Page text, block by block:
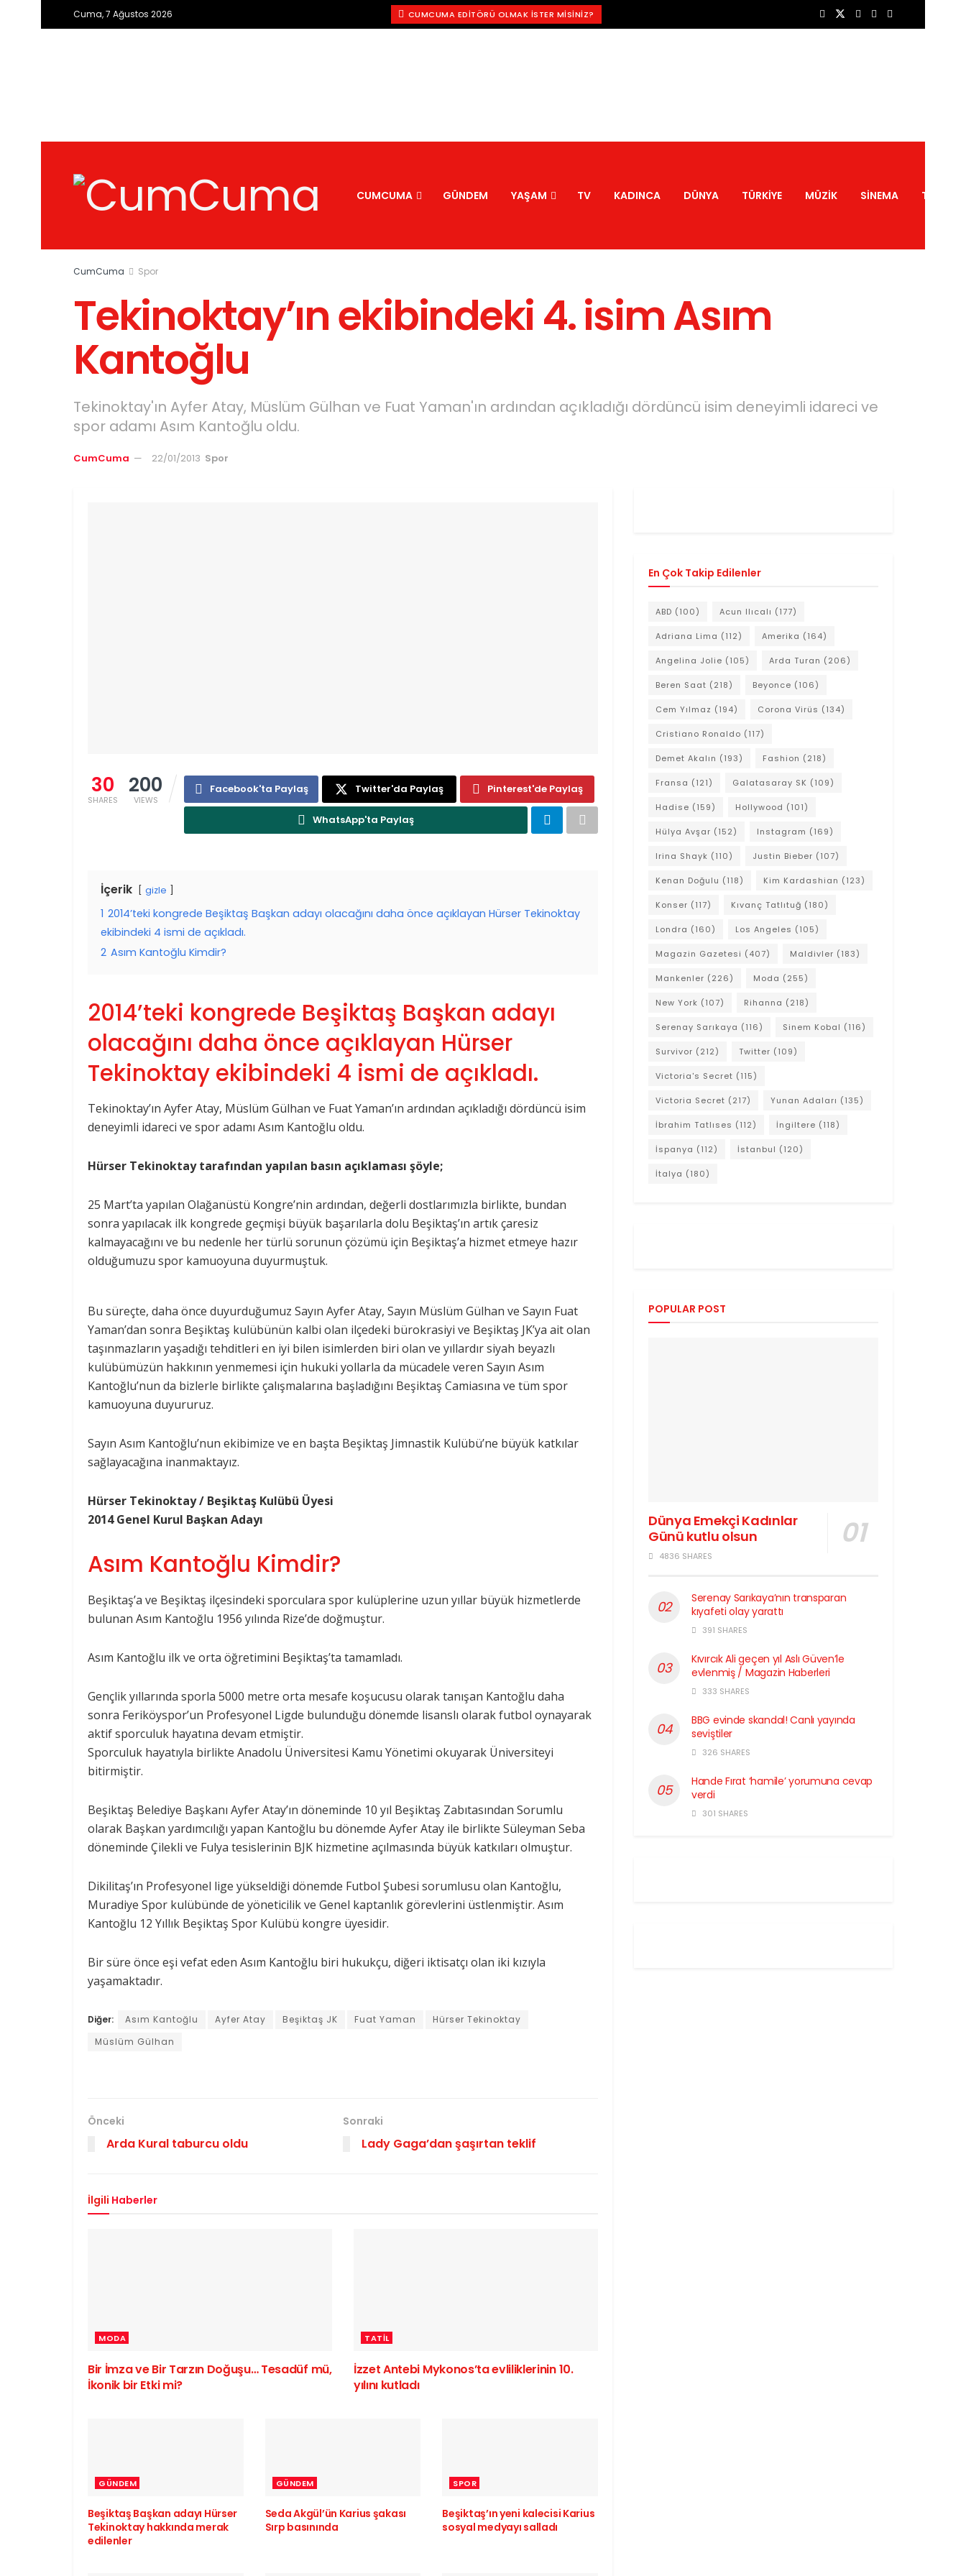
Cuma, 7 Ağustos 2026 CUMCUMA EDITÖRÜ OLMAK İSTER MISINIZ?
CUMCUMA GÜNDEM YAŞAM TV KADINCA DÜNYA TÜRKIYE MÜZIK SINEMA TATIL
CumCuma Spor
Tekinoktay’ın ekibindeki 4. isim Asım
Kantoğlu
Tekinoktay'ın Ayfer Atay, Müslüm Gülhan ve Fuat Yaman'ın ardından açıkladığı dördüncü isim deneyimli idareci ve
spor adamı Asım Kantoğlu oldu.
CumCuma 22/01/2013 Spor
30
SHARES
200
VIEWS
Facebook'ta Paylaş Twitter'da Paylaş Pinterest'de Paylaş
WhatsApp'ta Paylaş
İçerik gizle
1 2014’teki kongrede Beşiktaş Başkan adayı olacağını daha önce açıklayan Hürser Tekinoktay
ekibindeki 4 ismi de açıkladı.
2 Asım Kantoğlu Kimdir?
2014’teki kongrede Beşiktaş Başkan adayı
olacağını daha önce açıklayan Hürser
Tekinoktay ekibindeki 4 ismi de açıkladı.
Tekinoktay’ın Ayfer Atay, Müslüm Gülhan ve Fuat Yaman’ın ardından açıkladığı dördüncü isim
deneyimli idareci ve spor adamı Asım Kantoğlu oldu.
Hürser Tekinoktay tarafından yapılan basın açıklaması şöyle;
25 Mart’ta yapılan Olağanüstü Kongre’nin ardından, değerli dostlarımızla birlikte, bundan
sonra yapılacak ilk kongrede geçmişi büyük başarılarla dolu Beşiktaş’ın artık çaresiz
kalmayacağını ve bu nedenle her türlü sorunun çözümü için Beşiktaş’a hizmet etmeye hazır
olduğumuzu spor kamuoyuna duyurmuştuk.
Bu süreçte, daha önce duyurduğumuz Sayın Ayfer Atay, Sayın Müslüm Gülhan ve Sayın Fuat
Yaman’dan sonra Beşiktaş kulübünün kalbi olan ilçedeki bürokrasiyi ve Beşiktaş JK’ya ait olan
taşınmazların yaşadığı tehditleri en iyi bilen isimlerden biri olan ve yıllardır siyah beyazlı
kulübümüzün hakkının yenmemesi için hukuki yollarla da mücadele veren Sayın Asım
Kantoğlu’nun da bizlerle birlikte çalışmalarına başladığını Beşiktaş Camiasına ve tüm spor
kamuoyuna duyururuz.
Sayın Asım Kantoğlu’nun ekibimize ve en başta Beşiktaş Jimnastik Kulübü’ne büyük katkılar
sağlayacağına inanmaktayız.
Hürser Tekinoktay / Beşiktaş Kulübü Üyesi
2014 Genel Kurul Başkan Adayı
Asım Kantoğlu Kimdir?
Beşiktaş’a ve Beşiktaş ilçesindeki sporculara spor kulüplerine uzun yıllar büyük hizmetlerde
bulunan Asım Kantoğlu 1956 yılında Rize’de doğmuştur.
Asım Kantoğlu ilk ve orta öğretimini Beşiktaş’ta tamamladı.
Gençlik yıllarında sporla 5000 metre orta mesafe koşucusu olarak tanışan Kantoğlu daha
sonra Feriköyspor’un Profesyonel Ligde bulunduğu dönemde lisanslı olarak futbol oynayarak
aktif sporculuk hayatına devam etmiştir.
Sporculuk hayatıyla birlikte Anadolu Üniversitesi Kamu Yönetimi okuyarak Üniversiteyi
bitirmiştir.
Beşiktaş Belediye Başkanı Ayfer Atay’ın döneminde 10 yıl Beşiktaş Zabıtasından Sorumlu
olarak Başkan yardımcılığı yapan Kantoğlu bu dönemde Ayfer Atay ile birlikte Süleyman Seba
döneminde Çilekli ve Fulya tesislerinin BJK hizmetine açılmasında büyük katkıları olmuştur.
Dikilitaş’ın Profesyonel lige yükseldiği dönemde Futbol Şubesi sorumlusu olan Kantoğlu,
Muradiye Spor kulübünde de yöneticilik ve Genel kaptanlık görevlerini üstlenmiştir. Asım
Kantoğlu 12 Yıllık Beşiktaş Spor Kulübü kongre üyesidir.
Bir süre önce eşi vefat eden Asım Kantoğlu biri hukukçu, diğeri iktisatçı olan iki kızıyla
yaşamaktadır.
Diğer: Asım Kantoğlu Ayfer Atay Beşiktaş JK Fuat Yaman
Hürser Tekinoktay
Müslüm Gülhan
Önceki
Arda Kural taburcu oldu
Sonraki
Lady Gaga’dan şaşırtan teklif
İlgili Haberler
MODA
Bir İmza ve Bir Tarzın Doğuşu… Tesadüf mü,
İkonik bir Etki mi?
TATIL
İzzet Antebi Mykonos’ta evliliklerinin 10.
yılını kutladı
GÜNDEM
Beşiktaş Başkan adayı Hürser
Tekinoktay hakkında merak
edilenler
GÜNDEM
Seda Akgül’ün Karius şakası
Sırp basınında
SPOR
Beşiktaş’ın yeni kalecisi Karius
sosyal medyayı salladı
En Çok Takip Edilenler
ABD (100) Acun Ilıcalı (177)
Adriana Lima (112) Amerika (164)
Angelina Jolie (105) Arda Turan (206)
Beren Saat (218) Beyonce (106)
Cem Yılmaz (194) Corona Virüs (134)
Cristiano Ronaldo (117)
Demet Akalın (193) Fashion (218)
Fransa (121) Galatasaray SK (109)
Hadise (159) Hollywood (101)
Hülya Avşar (152) Instagram (169)
Irina Shayk (110) Justin Bieber (107)
Kenan Doğulu (118) Kim Kardashian (123)
Konser (117) Kıvanç Tatlıtuğ (180)
Londra (160) Los Angeles (105)
Magazin Gazetesi (407) Maldivler (183)
Mankenler (226) Moda (255)
New York (107) Rihanna (218)
Serenay Sarıkaya (116) Sinem Kobal (116)
Survivor (212) Twitter (109)
Victoria's Secret (115)
Victoria Secret (217) Yunan Adaları (135)
İbrahim Tatlıses (112) İngiltere (118)
İspanya (112) İstanbul (120)
İtalya (180)
POPULAR POST
Dünya Emekçi Kadınlar
Günü kutlu olsun
4836 SHARES
Serenay Sarıkaya’nın transparan
kıyafeti olay yarattı
391 SHARES
Kıvırcık Ali geçen yıl Aslı Güven’le
evlenmiş / Magazin Haberleri
333 SHARES
BBG evinde skandal! Canlı yayında
seviştiler
326 SHARES
Hande Fırat ‘hamile’ yorumuna cevap
verdi
301 SHARES